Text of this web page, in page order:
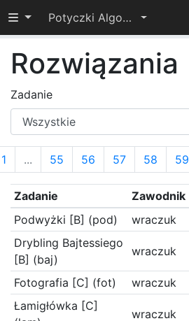
Przełącz widoczność menu
Potyczki Algorytmiczne 2022
Rozwiązania
Zadanie
1 ... 55 56 57 58 59
Zadanie Zawodnik
Podwyżki [B] (pod)
wraczuk
Drybling Bajtessiego
[B] (baj)
wraczuk
Fotografia [C] (fot) wraczuk
Łamigłówka [C]
wraczuk